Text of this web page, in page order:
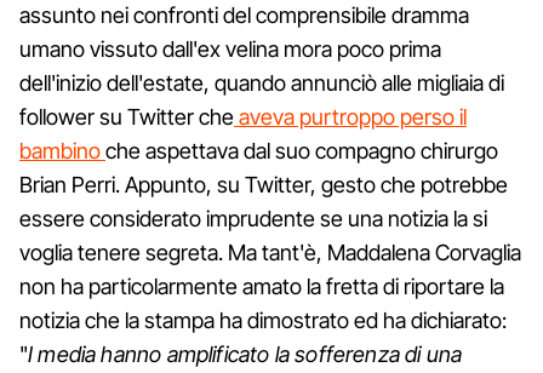
assunto nei confronti del comprensibile dramma
umano vissuto dall'ex velina mora poco prima
dell'inizio dell'estate, quando annunciò alle migliaia di
follower su Twitter cheaveva purtroppo perso il
bambinoche aspettava dal suo compagno chirurgo
Brian Perri. Appunto, su Twitter, gesto che potrebbe
essere considerato imprudente se una notizia la si
voglia tenere segreta. Ma tant'è, Maddalena Corvaglia
non ha particolarmente amato la fretta di riportare la
notizia che la stampa ha dimostrato ed ha dichiarato:
"I media hanno amplificato la sofferenza di una